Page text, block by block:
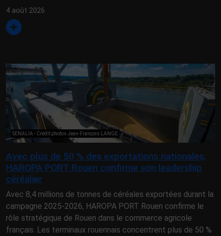
4 août 2026
SENALIA - Crédit photos Jean-François LANGE
Avec plus de 50 % des exportations nationales,
HAROPA PORT Rouen confirme son leadership
céréalier
Avec 8,4 millions de tonnes de céréales exportées durant la
campagne 2025-2026, HAROPA PORT Rouen confirme le
rôle stratégique de Rouen dans le commerce agricole
français. Les terminaux rouennais concentrent plus de 50 %